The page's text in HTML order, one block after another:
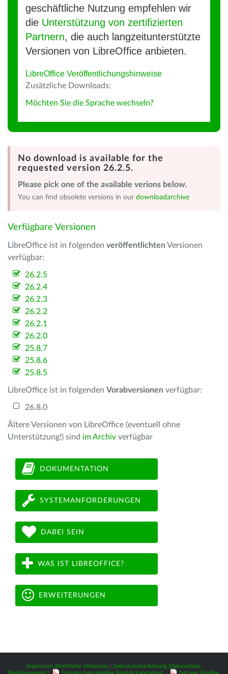
geschäftliche Nutzung empfehlen wir
die Unterstützung von zertifizierten
Partnern, die auch langzeitunterstützte
Versionen von LibreOffice anbieten.
LibreOffice Veröffentlichungshinweise
Zusätzliche Downloads:
Möchten Sie die Sprache wechseln?
No download is available for the
requested version 26.2.5.
Please pick one of the available verions below.
You can find obsolete versions in our downloadarchive
Verfügbare Versionen
LibreOffice ist in folgenden veröffentlichten Versionen
verfügbar:
26.2.5
26.2.4
26.2.3
26.2.2
26.2.1
26.2.0
25.8.7
25.8.6
25.8.5
LibreOffice ist in folgenden Vorabversionen verfügbar:
26.8.0
Ältere Versionen von LibreOffice (eventuell ohne
Unterstützung!) sind im Archiv verfügbar
DOKUMENTATION
SYSTEMANFORDERUNGEN
DABEI SEIN
WAS IST LIBREOFFICE?
ERWEITERUNGEN
Impressum (Rechtliche Hinweise)|
Datenschutzerklärung (Datenschutz-
Bestimmungen)
Statutes (non-binding English translation) - Satzung (binding